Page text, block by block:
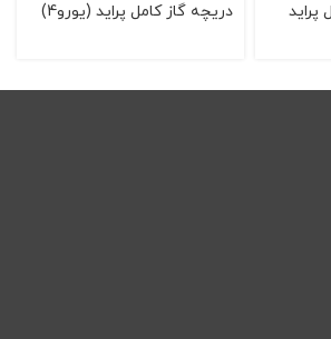
پراید دریچه گاز کامل پراید (یورو4)